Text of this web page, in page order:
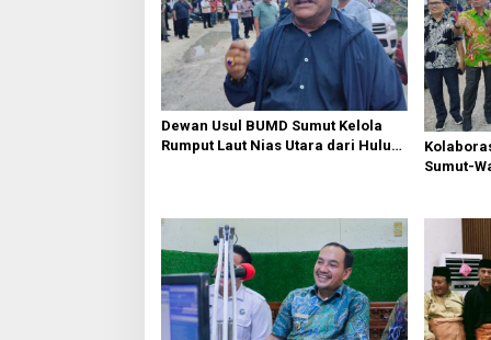
Dewan Usul BUMD Sumut Kelola
Rumput Laut Nias Utara dari Hulu
Sumut-